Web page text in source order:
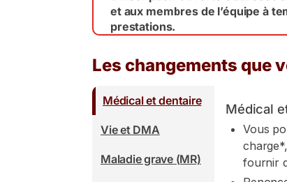
et aux membres de l’équipe à
prestations.
Les changements que
Médical et dentaire
Vie et DMA
Maladie grave (MR)
Médical
Vous
fournir